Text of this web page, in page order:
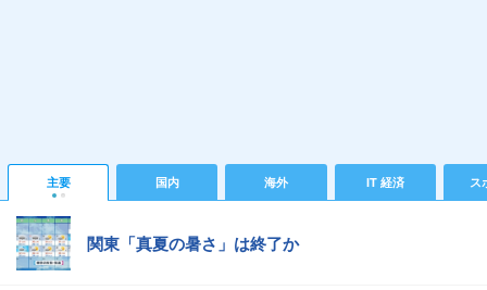
主要 国内 海外 IT 経済 ス
関東「真夏の暑さ」は終了か